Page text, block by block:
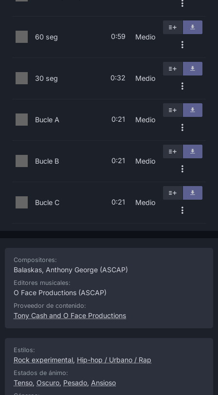
60 seg 0:59 Medio
30 seg 0:32 Medio
Bucle A 0:21 Medio
Bucle B 0:21 Medio
Bucle C 0:21 Medio
Compositores:
Balaskas, Anthony George (ASCAP)
Editores musicales:
O Face Productions (ASCAP)
Proveedor de contenido:
Tony Cash and O Face Productions
Estilos:
Rock experimental, Hip-hop / Urbano / Rap
Estados de ánimo:
Tenso, Oscuro, Pesado, Ansioso